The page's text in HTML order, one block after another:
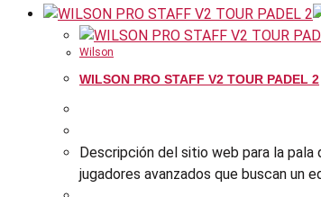
Wilson
WILSON PRO STAFF V2 TOUR PADEL 2
Descripción del sitio web para la
jugadores avanzados que buscan un